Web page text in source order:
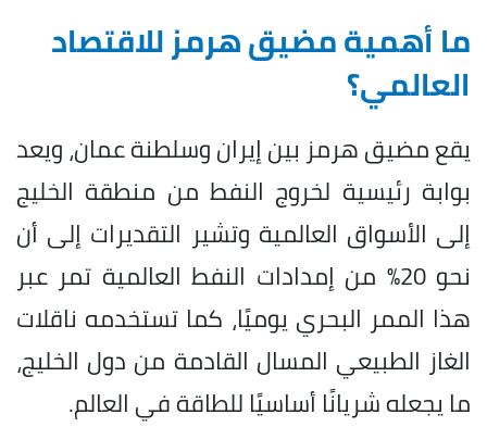
ما أهمية مضيق هرمز للاقتصاد
العالمي؟
يقع مضيق هرمز بين إيران وسلطنة عمان، ويعد
بوابة رئيسية لخروج النفط من منطقة الخليج
إلى الأسواق العالمية وتشير التقديرات إلى أن
نحو 20% من إمدادات النفط العالمية تمر عبر
هذا الممر البحري يوميًا، كما تستخدمه ناقلات
الغاز الطبيعي المسال القادمة من دول الخليج،
ما يجعله شريانًا أساسيًا للطاقة في العالم.